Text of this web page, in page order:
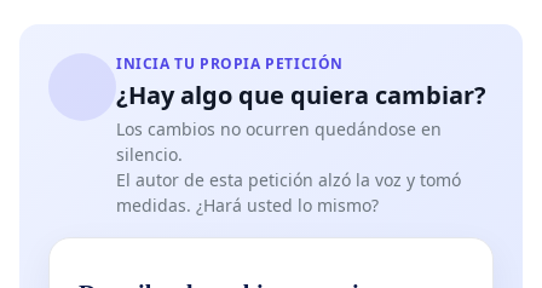
INICIA TU PROPIA PETICIÓN
¿Hay algo que quiera cambiar?
Los cambios no ocurren quedándose en
silencio.
El autor de esta petición alzó la voz y tomó
medidas. ¿Hará usted lo mismo?